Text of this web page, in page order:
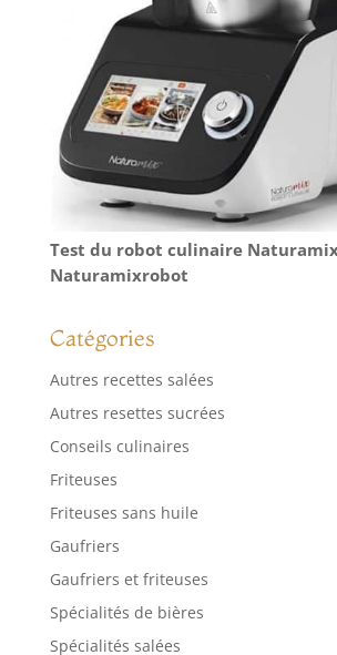
Test du robot culinaire
Naturamixrobot
Catégories
Autres recettes salées
Autres resettes sucrées
Conseils culinaires
Friteuses
Friteuses sans huile
Gaufriers
Gaufriers et friteuses
Spécialités de bières
Spécialités salées